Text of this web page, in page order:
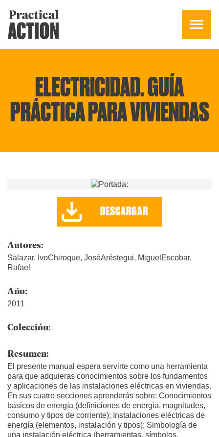
ELECTRICIDAD. GUÍA
PRÁCTICA PARA VIVIENDAS
DESCARGAR
Autores:
Salazar, IvoChiroque, JoséAréstegui, MiguelEscobar,
Rafael
Año:
2011
Colección:
Resumen:
El presente manual espera servirte como una herramienta
para que adquieras conocimientos sobre los fundamentos
y aplicaciones de las instalaciones eléctricas en viviendas.
En sus cuatro secciones aprenderás sobre: Conocimientos
básicos de energía (definiciones de energía, magnitudes,
consumo y tipos de corriente); Instalaciones eléctricas de
energía (elementos, instalación y tipos); Simbología de
una instalación eléctrica (herramientas, símbolos,